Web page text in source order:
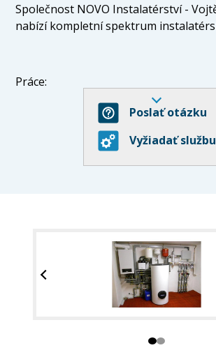
Společnost NOVO Instalatérství -
nabízí kompletní spektrum
Práce:
rozvody vody, odpady, plyn
vodárny, vodoměry, přípojky,
Ke každé zakázce přistupujeme
osobního setkání, přes vypracování
Poslať otázku
Vyžiadať službu